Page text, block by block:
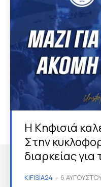
Η Κηφισιά
Στην
διαρκείας για
KIFISIA24 - 6